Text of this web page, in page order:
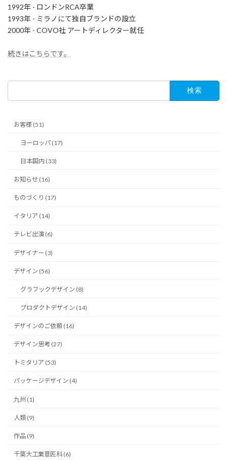
1992年 - ロンドンRCA卒業
1993年 - ミラノにて独自ブランドの設立
2000年 - COVO社 アートディレクター就任
続きはこちらです。
お客様 (51)
ヨーロッパ (17)
日本国内 (33)
お知らせ (16)
ものづくり (17)
イタリア (14)
テレビ出演 (6)
デザイナー (3)
デザイン (56)
グラフックデザイン (8)
プロダクトデザイン (14)
デザインのご依頼 (16)
デザイン思考 (27)
トミタリア (53)
パッケージデザイン (4)
九州 (1)
人類 (9)
作品 (9)
千葉大工業意匠科 (6)